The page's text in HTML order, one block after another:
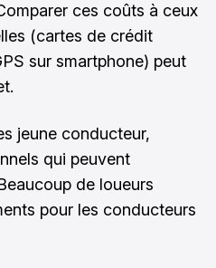
ces coûts à ceux
(cartes de crédit
sur smartphone) peut
jeune conducteur,
qui peuvent
de loueurs
pour les conducteurs